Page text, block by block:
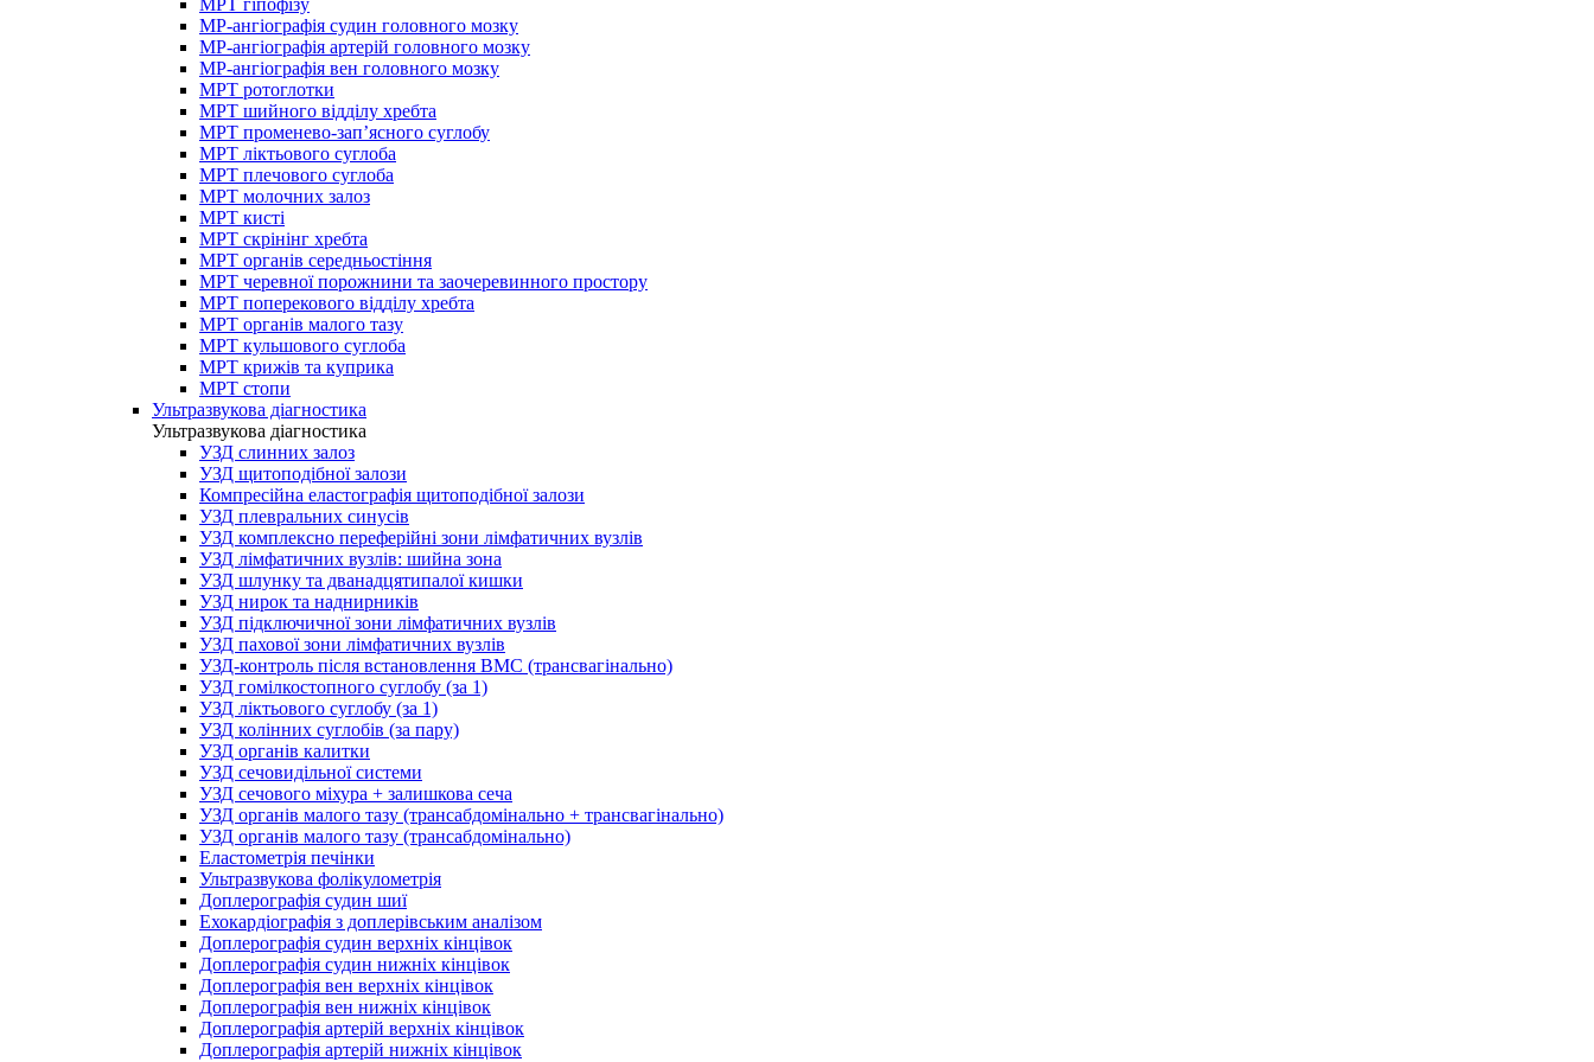
МРТ гіпофізу
МР-ангіографія судин головного мозку
МР-ангіографія артерій головного мозку
МР-ангіографія вен головного мозку
МРТ ротоглотки
МРТ шийного відділу хребта
МРТ променево-зап’ясного суглобу
МРТ ліктьового суглоба
МРТ плечового суглоба
МРТ молочних залоз
МРТ кисті
МРТ скрінінг хребта
МРТ органів середньостіння
МРТ черевної порожнини та заочеревинного простору
МРТ поперекового відділу хребта
МРТ органів малого тазу
МРТ кульшового суглоба
МРТ крижів та куприка
МРТ стопи
Ультразвукова діагностика
Ультразвукова діагностика
УЗД слинних залоз
УЗД щитоподібної залози
Компресійна еластографія щитоподібної залози
УЗД плевральних синусів
УЗД комплексно переферійні зони лімфатичних вузлів
УЗД лімфатичних вузлів: шийна зона
УЗД шлунку та дванадцятипалої кишки
УЗД нирок та наднирників
УЗД підключичної зони лімфатичних вузлів
УЗД пахової зони лімфатичних вузлів
УЗД-контроль після встановлення ВМС (трансвагінально)
УЗД гомілкостопного суглобу (за 1)
УЗД ліктьового суглобу (за 1)
УЗД колінних суглобів (за пару)
УЗД органів калитки
УЗД сечовидільної системи
УЗД сечового міхура + залишкова сеча
УЗД органів малого тазу (трансабдомінально + трансвагінально)
УЗД органів малого тазу (трансабдомінально)
Еластометрія печінки
Ультразвукова фолікулометрія
Доплерографія судин шиї
Ехокардіографія з доплерівським аналізом
Доплерографія судин верхніх кінцівок
Доплерографія судин нижніх кінцівок
Доплерографія вен верхніх кінцівок
Доплерографія вен нижніх кінцівок
Доплерографія артерій верхніх кінцівок
Доплерографія артерій нижніх кінцівок